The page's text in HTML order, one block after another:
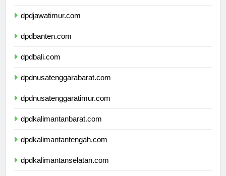
dpdjawatimur.com
dpdbanten.com
dpdbali.com
dpdnusatenggarabarat.com
dpdnusatenggaratimur.com
dpdkalimantanbarat.com
dpdkalimantantengah.com
dpdkalimantanselatan.com